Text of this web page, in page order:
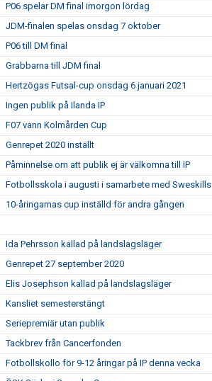
P06 spelar DM final imorgon lördag
JDM-finalen spelas onsdag 7 oktober
P06 till DM final
Grabbarna till JDM final
Hertzögas Futsal-cup onsdag 6 januari 2021
Ingen publik på Ilanda IP
F07 vann Kolmården Cup
Genrepet 2020 inställt
Påminnelse om att publik ej är välkomna till IP
Fotbollsskola i augusti i samarbete med Sweskills
10-åringarnas cup inställd för andra gången
Ida Pehrsson kallad på landslagsläger
Genrepet 27 september 2020
Elis Josephson kallad på landslagsläger
Kansliet semesterstängt
Seriepremiär utan publik
Tackbrev från Cancerfonden
Fotbollskollo för 9-12 åringar på IP denna vecka